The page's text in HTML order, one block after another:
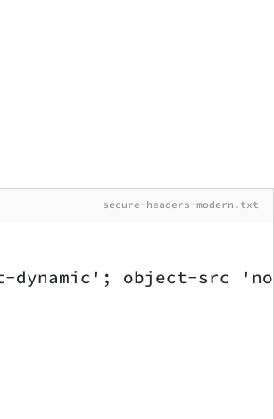
secure-headers-modern.txt
object-src